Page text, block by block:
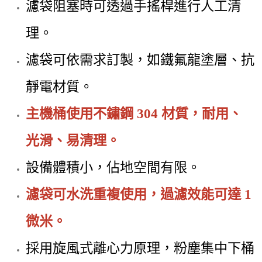
濾袋阻塞時可透過手搖桿進行人工清
理。
濾袋可依需求訂製，如鐵氟龍塗層、抗
靜電材質。
主機桶使用不鏽鋼 304 材質，耐用、
光滑、易清理。
設備體積小，佔地空間有限。
濾袋可水洗重複使用，過濾效能可達 1
微米。
採用旋風式離心力原理，粉塵集中下桶